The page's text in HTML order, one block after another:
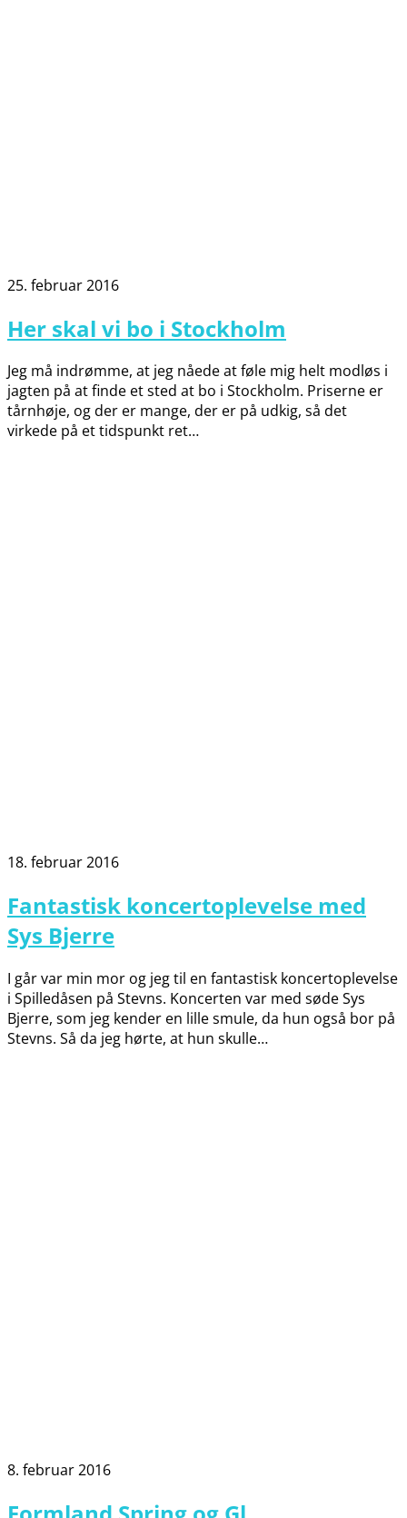
25. februar 2016
Her skal vi bo i Stockholm
Jeg må indrømme, at jeg nåede at føle mig helt modløs i
jagten på at finde et sted at bo i Stockholm. Priserne er
tårnhøje, og der er mange, der er på udkig, så det
virkede på et tidspunkt ret…
18. februar 2016
Fantastisk koncertoplevelse med
Sys Bjerre
I går var min mor og jeg til en fantastisk koncertoplevelse
i Spilledåsen på Stevns. Koncerten var med søde Sys
Bjerre, som jeg kender en lille smule, da hun også bor på
Stevns. Så da jeg hørte, at hun skulle…
8. februar 2016